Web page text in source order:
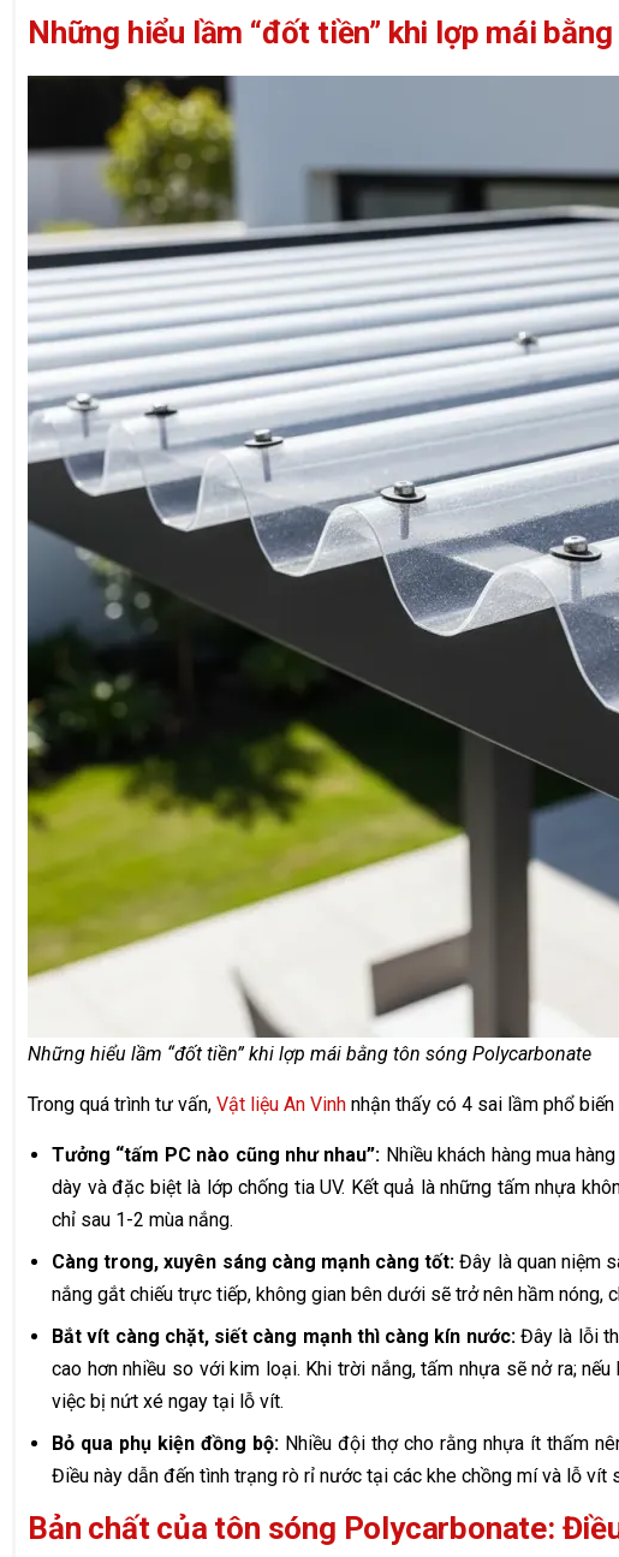
Những hiểu lầm “đốt tiền” khi lợp mái
Những hiểu lầm “đốt tiền” khi lợp mái bằng tôn sóng Polycarbonate
Trong quá trình tư vấn, Vật liệu An Vinh nhận thấy có 4 sai lầm phổ
Tưởng “tấm PC nào cũng như nhau”: Nhiều khách hàng mua
dày và đặc biệt là lớp chống tia UV. Kết quả là những tấm nhựa
chỉ sau 1-2 mùa nắng.
Càng trong, xuyên sáng càng mạnh càng tốt: Đây là quan niệm
nắng gắt chiếu trực tiếp, không gian bên dưới sẽ trở nên hầm nóng,
Bắt vít càng chặt, siết càng mạnh thì càng kín nước:Đây là lỗi
cao hơn nhiều so với kim loại. Khi trời nắng, tấm nhựa sẽ nở ra;
việc bị nứt xé ngay tại lỗ vít.
Bỏ qua phụ kiện đồng bộ: Nhiều đội thợ cho rằng nhựa ít thấm
Điều này dẫn đến tình trạng rò rỉ nước tại các khe chồng mí và lỗ vít
Bản chất của tôn sóng Polycarbonate: